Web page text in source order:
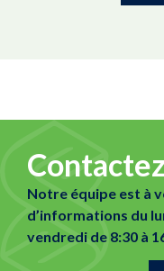
Notre équipe est à
d’informations du
vendredi de 8:30 à